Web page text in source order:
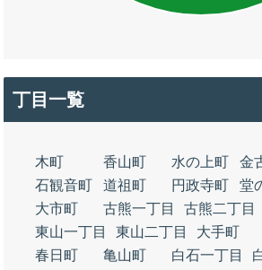
丁目一覧
木町 香山町 水の上町
金
石観音町
道祖町 円政寺町
堂
大市町
古熊一丁目 古熊二丁目
東山一丁目
東山二丁目 大手町
春日町
亀山町 白石一丁目